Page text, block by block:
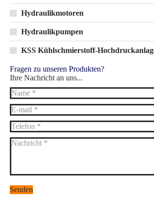
Hydraulikmotoren
Hydraulikpumpen
KSS Kühlschmierstoff-
Fragen zu unseren Produkten?
Ihre Nachricht an uns...
Name *
E-mail *
Telefon *
Nachricht *
Senden